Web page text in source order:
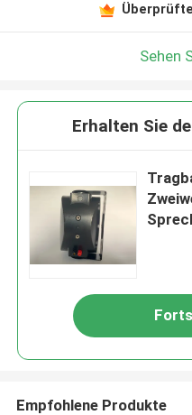
Sehen
Erhalten Sie
Empfohlene Produkte